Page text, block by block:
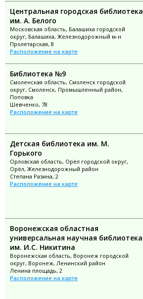
Центральная городская библиотека
им. А. Белого
Московская область, Балашиха городской
округ, Балашиха, Железнодорожный м-н
Пролетарская, 8
Расположение на карте
Библиотека №9
Смоленская область, Смоленск городской
округ, Смоленск, Промышленный район,
Поповка
Шевченко, 78
Расположение на карте
Детская библиотека им. М.
Горького
Орловская область, Орёл городской округ,
Орёл, Железнодорожный район
Степана Разина, 2
Расположение на карте
Воронежская областная
универсальная научная библиотека
им. И.С. Никитина
Воронежская область, Воронеж городской
округ, Воронеж, Ленинский район
Ленина площадь, 2
Расположение на карте